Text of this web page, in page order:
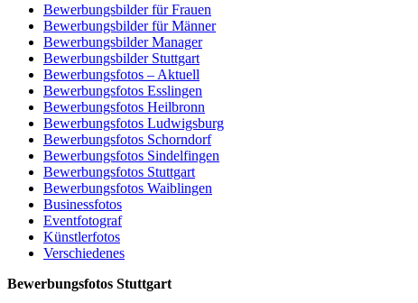
Bewerbungsbilder für Frauen
Bewerbungsbilder für Männer
Bewerbungsbilder Manager
Bewerbungsbilder Stuttgart
Bewerbungsfotos – Aktuell
Bewerbungsfotos Esslingen
Bewerbungsfotos Heilbronn
Bewerbungsfotos Ludwigsburg
Bewerbungsfotos Schorndorf
Bewerbungsfotos Sindelfingen
Bewerbungsfotos Stuttgart
Bewerbungsfotos Waiblingen
Businessfotos
Eventfotograf
Künstlerfotos
Verschiedenes
Bewerbungsfotos Stuttgart